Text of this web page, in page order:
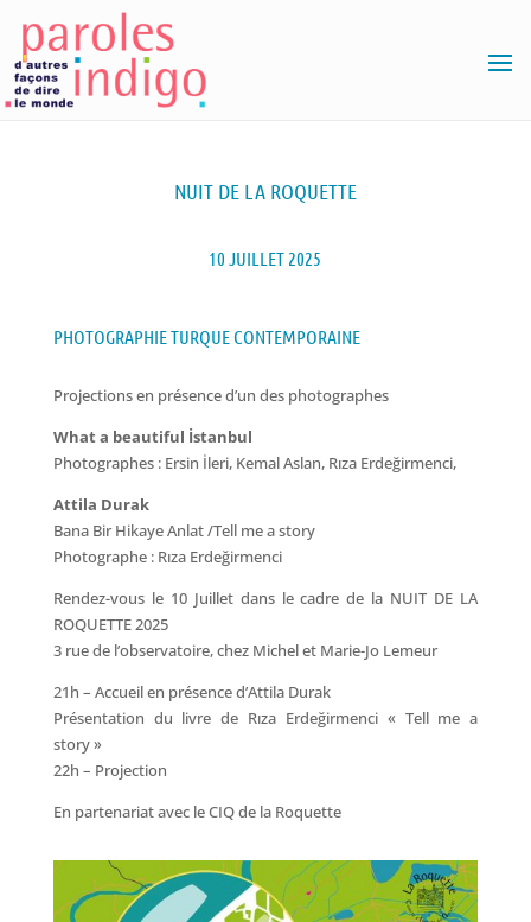
NUIT DE LA ROQUETTE
10 JUILLET 2025
PHOTOGRAPHIE TURQUE CONTEMPORAINE
Projections en présence d’un des photographes
What a beautiful İstanbul
Photographes : Ersin İleri, Kemal Aslan, Rıza Erdeğirmenci,
Attila Durak
Bana Bir Hikaye Anlat /Tell me a story
Photographe : Rıza Erdeğirmenci
Rendez-vous le 10 Juillet dans le cadre de la NUIT DE LA
ROQUETTE 2025
3 rue de l’observatoire, chez Michel et Marie-Jo Lemeur
21h – Accueil en présence d’Attila Durak
Présentation du livre de Rıza Erdeğirmenci « Tell me a
story »
22h – Projection
En partenariat avec le CIQ de la Roquette